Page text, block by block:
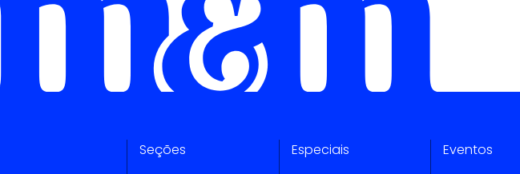
Seções Especiais Eventos